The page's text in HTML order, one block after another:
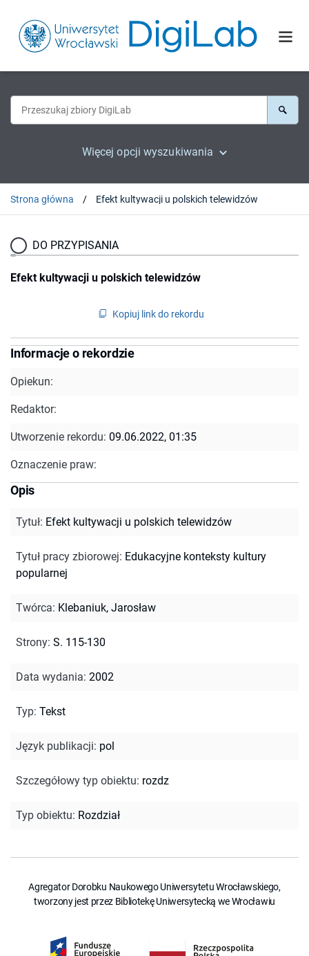
Więcej opcji wyszukiwania
Strona główna Efekt kultywacji u polskich telewidzów
DO PRZYPISANIA
Efekt kultywacji u polskich telewidzów
Kopiuj link do rekordu
Informacje o rekordzie
Opiekun:
Redaktor:
Utworzenie rekordu: 09.06.2022, 01:35
Oznaczenie praw:
Opis
Tytuł: Efekt kultywacji u polskich telewidzów
Tytuł pracy zbiorowej: Edukacyjne konteksty kultury
popularnej
Twórca: Klebaniuk, Jarosław
Strony: S. 115-130
Data wydania: 2002
Typ: Tekst
Język publikacji: pol
Szczegółowy typ obiektu: rozdz
Typ obiektu: Rozdział
Agregator Dorobku Naukowego Uniwersytetu Wrocławskiego,
tworzony jest przez Bibliotekę Uniwersytecką we Wrocławiu